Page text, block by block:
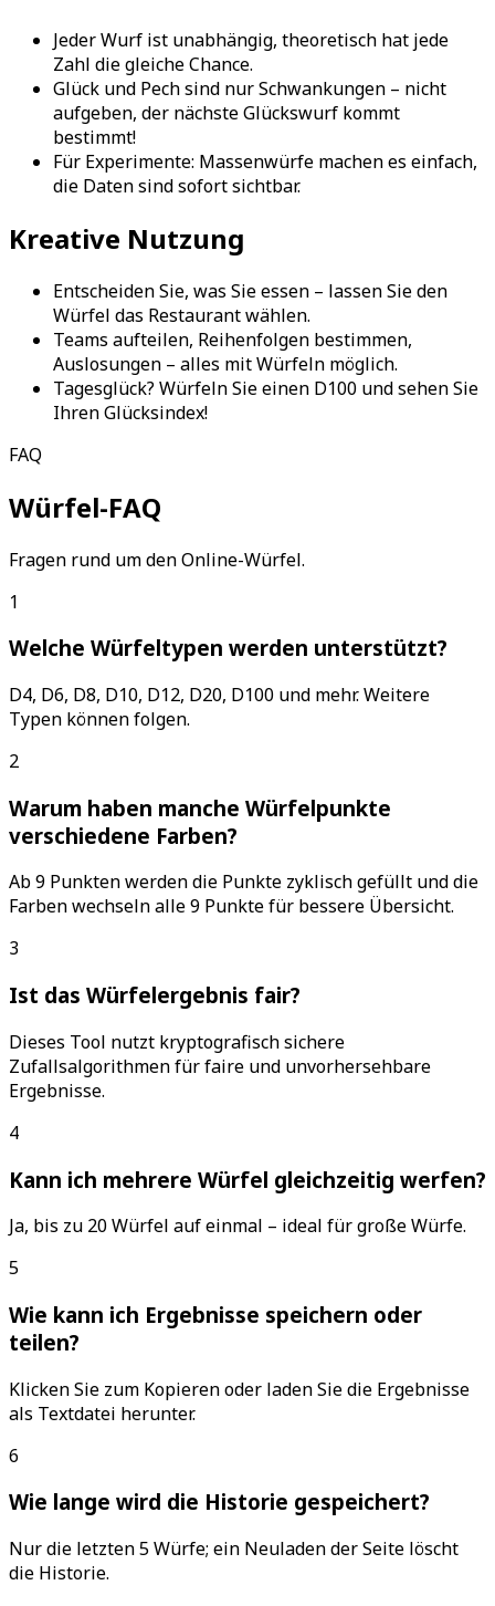
Jeder Wurf ist unabhängig, theoretisch hat jede
Zahl die gleiche Chance.
Glück und Pech sind nur Schwankungen – nicht
aufgeben, der nächste Glückswurf kommt
bestimmt!
Für Experimente: Massenwürfe machen es einfach,
die Daten sind sofort sichtbar.
Kreative Nutzung
Entscheiden Sie, was Sie essen – lassen Sie den
Würfel das Restaurant wählen.
Teams aufteilen, Reihenfolgen bestimmen,
Auslosungen – alles mit Würfeln möglich.
Tagesglück? Würfeln Sie einen D100 und sehen Sie
Ihren Glücksindex!
FAQ
Würfel-FAQ
Fragen rund um den Online-Würfel.
1
Welche Würfeltypen werden unterstützt?
D4, D6, D8, D10, D12, D20, D100 und mehr. Weitere
Typen können folgen.
2
Warum haben manche Würfelpunkte
verschiedene Farben?
Ab 9 Punkten werden die Punkte zyklisch gefüllt und die
Farben wechseln alle 9 Punkte für bessere Übersicht.
3
Ist das Würfelergebnis fair?
Dieses Tool nutzt kryptografisch sichere
Zufallsalgorithmen für faire und unvorhersehbare
Ergebnisse.
4
Kann ich mehrere Würfel gleichzeitig werfen?
Ja, bis zu 20 Würfel auf einmal – ideal für große Würfe.
5
Wie kann ich Ergebnisse speichern oder
teilen?
Klicken Sie zum Kopieren oder laden Sie die Ergebnisse
als Textdatei herunter.
6
Wie lange wird die Historie gespeichert?
Nur die letzten 5 Würfe; ein Neuladen der Seite löscht
die Historie.